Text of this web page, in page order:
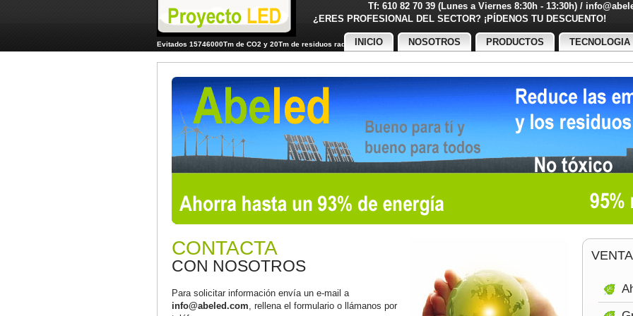
Tf: 610 82 70 39 (Lunes a Viernes 8:30h - 13:30h) /
¿ERES PROFESIONAL DEL SECTOR? ¡PÍDENOS TU
Evitados 15746000Tm de CO2 y 20Tm de residuos radiactivos
INICIO NOSOTROS PRODUCTOS TECNOLOGIA
CONTACTA
CON NOSOTROS
Para solicitar información envía un e-mail a
info@abeled.com, rellena el formulario o llámanos por